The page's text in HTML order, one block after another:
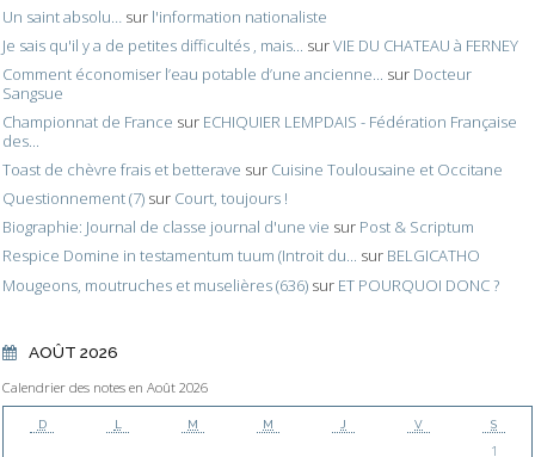
Un saint absolu… sur l'information nationaliste
Je sais qu'il y a de petites difficultés , mais... surVIE DU CHATEAU à FERNEY
Comment économiser l’eau potable d’une ancienne... sur Docteur
Sangsue
Championnat de France sur ECHIQUIER LEMPDAIS - Fédération Française
des...
Toast de chèvre frais et betterave sur Cuisine Toulousaine et Occitane
Questionnement (7) sur Court, toujours !
Biographie: Journal de classe journal d'une vie sur Post & Scriptum
Respice Domine in testamentum tuum (Introit du... sur BELGICATHO
Mougeons, moutruches et muselières (636) sur ET POURQUOI DONC ?
AOÛT 2026
Calendrier des notes en Août 2026
D L M M J V S
1